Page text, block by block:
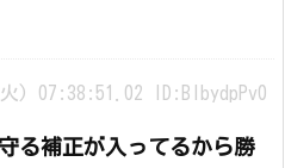
) 07:38:51.02 ID:BIbydpPv0
る補正が入ってるから勝